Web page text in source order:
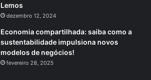
Lemos
dezembro 12, 2024
Economia compartilhada: saiba como a
sustentabilidade impulsiona novos
modelos de negócios!
fevereiro 28, 2025